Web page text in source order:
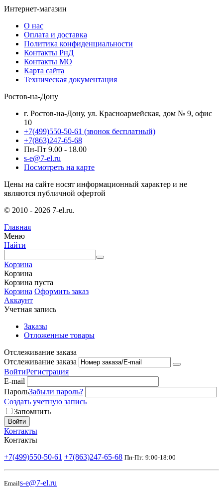
Интернет-магазин
О нас
Оплата и доставка
Политика конфиденциальности
Контакты РнД
Контакты МО
Карта сайта
Техническая документация
Ростов-на-Дону
г. Ростов-на-Дону, ул. Красноармейская, дом № 9, офис
10
+7(499)550-50-61 (звонок бесплатный)
+7(863)247-65-68
Пн-Пт 9.00 - 18.00
s-e@7-el.ru
Посмотреть на карте
Цены на сайте носят информационный характер и не
являются публичной офертой
© 2010 - 2026 7-el.ru.
Главная
Меню
Найти
Корзина
Корзина
Корзина пуста
Корзина Оформить заказ
Аккаунт
Учетная запись
Заказы
Отложенные товары
Отслеживание заказа
Отслеживание заказа
ВойтиРегистрация
E-mail
ПарольЗабыли пароль?
Создать учетную запись
Запомнить
Войти
Контакты
Контакты
+7(499)550-50-61 +7(863)247-65-68 Пн-Пт: 9:00-18:00
Emails-e@7-el.ru